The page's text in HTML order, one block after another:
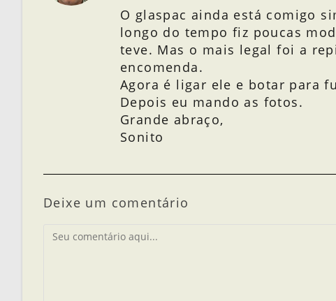
O glaspac ainda está comigo
longo do tempo fiz poucas
teve. Mas o mais legal foi a
encomenda.
Agora é ligar ele e botar para
Depois eu mando as fotos.
Grande abraço,
Sonito
Deixe um comentário